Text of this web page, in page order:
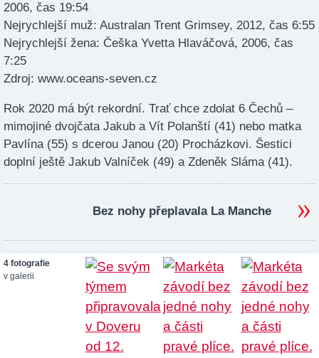
2006, čas 19:54
Nejrychlejší muž: Australan Trent Grimsey, 2012, čas 6:55
Nejrychlejší žena: Češka Yvetta Hlaváčová, 2006, čas
7:25
Zdroj: www.oceans-seven.cz
Rok 2020 má být rekordní. Trať chce zdolat 6 Čechů –
mimojiné dvojčata Jakub a Vít Polanští (41) nebo matka
Pavlína (55) s dcerou Janou (20) Procházkovi. Šestici
doplní ještě Jakub Valníček (49) a Zdeněk Sláma (41).
Bez nohy přeplavala La Manche
4 fotografie
v galerii